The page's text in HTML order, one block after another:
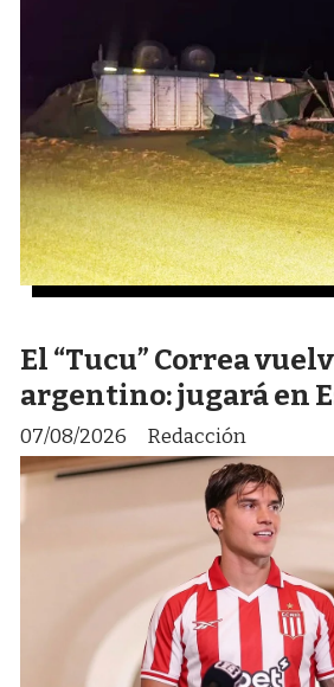
El “Tucu” Correa
argentino: jugará en
Redacción
07/08/2026